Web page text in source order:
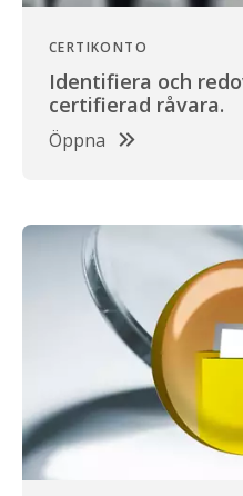
CERTIKONTO
Identifiera och
certifierad råvara.
Öppna